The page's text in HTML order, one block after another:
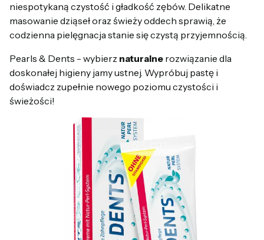
niespotykaną czystość i gładkość zębów. Delikatne
masowanie dziąseł oraz świeży oddech sprawią, że
codzienna pielęgnacja stanie się czystą przyjemnością.
Pearls & Dents - wybierz naturalne rozwiązanie dla
doskonałej higieny jamy ustnej. Wypróbuj pastę i
doświadcz zupełnie nowego poziomu czystości i
świeżości!